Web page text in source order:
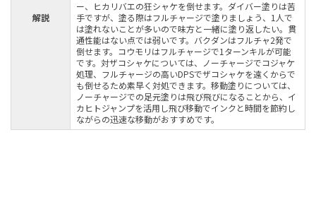
解説
ー、ヒカリバエの狂シャケを倒せます。ダイバー塗りは苦
手ですが、塗る際はフルチャージで塗りましょう、1人で
は塗れないことが多いので味方と一緒に塗り返したい。貫
通性能はない点では弱いです。バクダンはフルチャ2発で
倒せます。コウモリはフルチャージで1ターンキルが可能
です。対ザコシャケについては、ノーチャージでコジャケ
処理、フルチャージの高いDPSでザコシャケを遠くからで
も倒せるため素早く対処できます。移動塗りについては、
ノーチャージでの足元塗りは飛び飛びになることから、イ
カヒトジャンプを活用し飛び移動でインクと時間を節約し
ながらの迅速な移動がおすすめです。